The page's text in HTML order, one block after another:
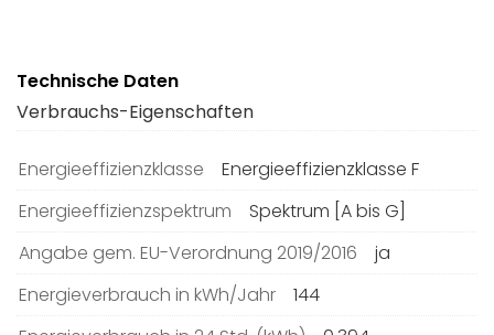
Technische Daten
Verbrauchs-Eigenschaften
Energieeffizienzklasse
Energieeffizienzklasse F
Energieeffizienzspektrum
Spektrum [A bis G]
Angabe gem. EU-Verordnung 2019/2016
ja
Energieverbrauch in kWh/Jahr
144